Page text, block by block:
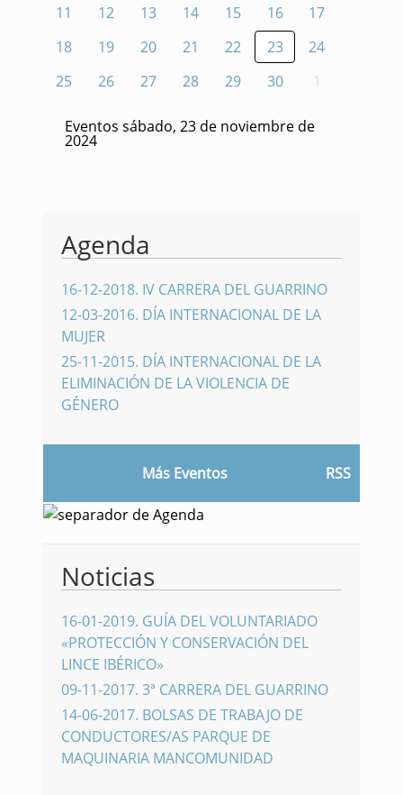
11
12 13 14 15 16
17
18
19 20 21 22 23
24
25
26 27 28 29 30 1
Eventos sábado, 23 de noviembre de
2024
Agenda
16-12-2018. IV CARRERA DEL GUARRINO
12-03-2016. DÍA INTERNACIONAL DE LA
MUJER
25-11-2015. DÍA INTERNACIONAL DE LA
ELIMINACIÓN DE LA VIOLENCIA DE
GÉNERO
Más Eventos RSS
Noticias
16-01-2019. GUÍA DEL VOLUNTARIADO
«PROTECCIÓN Y CONSERVACIÓN DEL
LINCE IBÉRICO»
09-11-2017. 3ª CARRERA DEL GUARRINO
14-06-2017. BOLSAS DE TRABAJO DE
CONDUCTORES/AS PARQUE DE
MAQUINARIA MANCOMUNIDAD